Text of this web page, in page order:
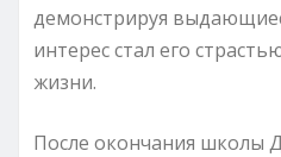
демонстрируя
интерес стал его
жизни.
После окончания школы